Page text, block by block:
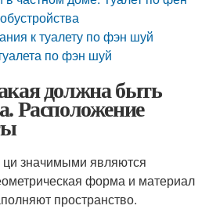
к туалету по фэн шуй
по фэн шуй
должна быть
Расположение
значимыми являются
форма и материал
пространство.